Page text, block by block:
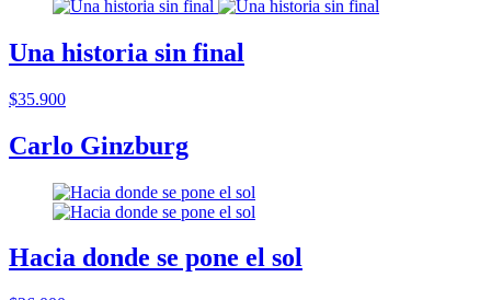
Una historia sin final
$35.900
Carlo Ginzburg
Hacia donde se pone el sol